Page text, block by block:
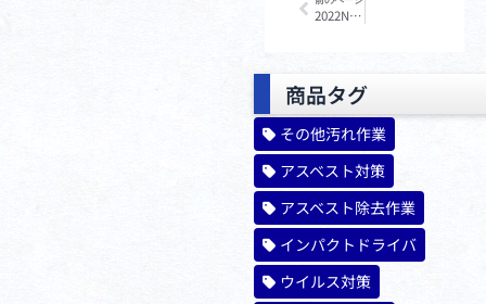
2022NEW環境展
商品タグ
その他汚れ作業
アスベスト対策
アスベスト除去作業
インパクトドライバ
ウイルス対策